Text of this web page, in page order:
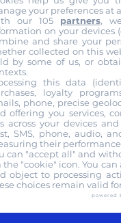
your preferences at
our 105 partners,
on your devices
and share your
collected on this
by some of us, or
this data
loyalty
phone, precise
offering you services,
across your devices
SMS, phone, audio,
their
can "accept all" and
the "cookie" icon. You
object to processing
choices remain valid
powered